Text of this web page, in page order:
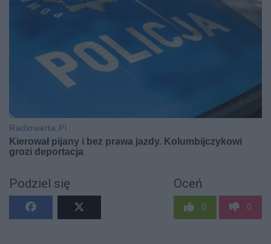
Podziel się Oceń
0 0